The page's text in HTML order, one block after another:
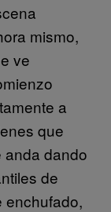
mismo,
ve
a
que
anda dando
de
enchufado,